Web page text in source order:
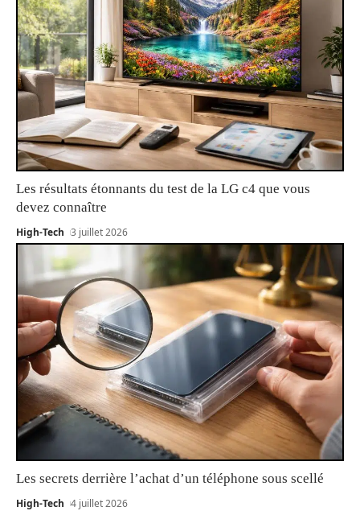
Les résultats étonnants du test de la LG c4 que vous
devez connaître
High-Tech 3 juillet 2026
Les secrets derrière l’achat d’un téléphone sous scellé
High-Tech 4 juillet 2026